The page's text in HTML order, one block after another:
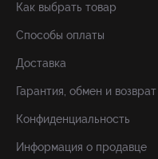
Как выбрать товар
Способы оплаты
Доставка
Гарантия, обмен и возврат
Конфиденциальность
Информация о продавце